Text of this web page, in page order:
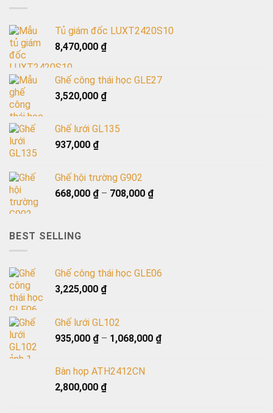
Tủ giám đốc LUXT2420S10
8,470,000 ₫
Ghế công thái học GLE27
3,520,000 ₫
Ghế lưới GL135
937,000 ₫
Ghế hội trường G902
668,000 ₫– 708,000 ₫
BEST SELLING
Ghế công thái học GLE06
3,225,000 ₫
Ghế lưới GL102
935,000 ₫– 1,068,000 ₫
Bàn họp ATH2412CN
2,800,000 ₫